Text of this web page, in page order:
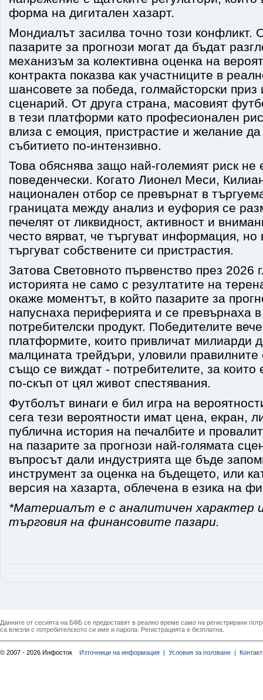
форма на дигитален хазарт.
Мондиалът засилва точно този конфликт.
пазарите за прогнози могат да бъдат
механизъм за колективна оценка на
контракта показва как участниците в
шансовете за победа, голмайсторски приз
сценарий. От друга страна, масовият
в тези платформи като професионален
влиза с емоция, пристрастие и желание да
събитието по-интензивно.
Това обяснява защо най-големият риск
поведенчески. Когато Лионел Меси,
национален отбор се превърнат в
границата между анализ и еуфория се
печелят от ликвидност, активност и
често вярват, че търгуват информация, но
търгуват собствените си пристрастия.
Затова Световното първенство през 2026
историята не само с резултатите на
окаже моментът, в който пазарите за
напуснаха периферията и се превърнаха
потребителски продукт. Победителите
платформите, които привличат милиарди
малцината трейдъри, уловили
също се виждат - потребителите, за които
по-скъп от цял живот спестявания.
Футболът винаги е бил игра на
сега тези вероятности имат цена, екран,
публична история на печалбите и
на пазарите за прогнози най-голямата
въпросът дали индустрията ще бъде
инструмент за оценка на бъдещето, или
версия на хазарта, облечена в езика на
*Материалът е с аналитичен характер
търговия на финансовите пазари.
Данните от сесията на БФБ се предоставят в реално време само на регистрирани
са влезли с потребителското си име и парола. Регистрацията е безплатна.
© 2007 - 2026 Инфосток Източници на информация | Условия за ползване |